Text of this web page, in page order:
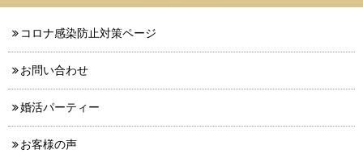
コロナ感染防止対策ページ
お問い合わせ
婚活パーティー
お客様の声